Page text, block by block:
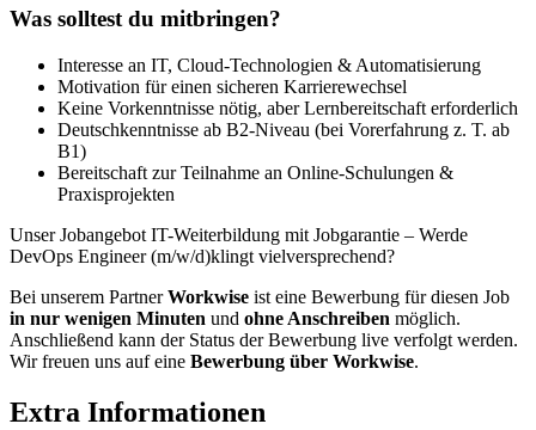
Was solltest du mitbringen?
Interesse an IT, Cloud-Technologien & Automatisierung
Motivation für einen sicheren Karrierewechsel
Keine Vorkenntnisse nötig, aber Lernbereitschaft erforderlich
Deutschkenntnisse ab B2-Niveau (bei Vorerfahrung z. T. ab
B1)
Bereitschaft zur Teilnahme an Online-Schulungen &
Praxisprojekten
Unser Jobangebot IT-Weiterbildung mit Jobgarantie – Werde
DevOps Engineer (m/w/d)klingt vielversprechend?
Bei unserem PartnerWorkwise ist eine Bewerbung für diesen Job
in nur wenigen Minuten und ohne Anschreiben möglich.
Anschließend kann der Status der Bewerbung live verfolgt werden.
Wir freuen uns auf eine Bewerbung über Workwise.
Extra Informationen